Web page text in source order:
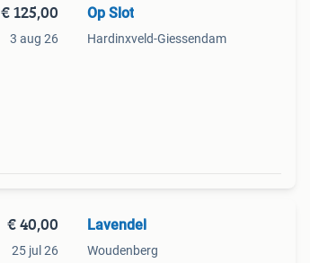
€ 125,00
3 aug 26
Op Slot
Hardinxveld-Giessendam
€ 40,00
25 jul 26
Lavendel
Woudenberg